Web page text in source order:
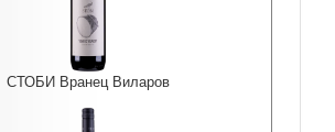
СТОБИ Вранец Виларов